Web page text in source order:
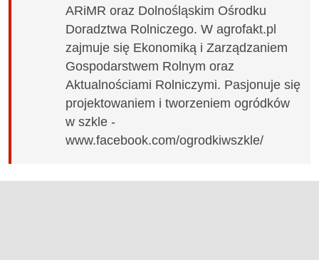
ARiMR oraz Dolnośląskim Ośrodku
Doradztwa Rolniczego. W agrofakt.pl
zajmuje się Ekonomiką i Zarządzaniem
Gospodarstwem Rolnym oraz
Aktualnościami Rolniczymi. Pasjonuje się
projektowaniem i tworzeniem ogródków
w szkle -
www.facebook.com/ogrodkiwszkle/